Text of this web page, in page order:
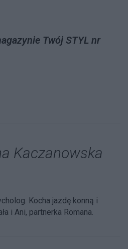
Twój STYL nr
Kaczanowska
Kocha jazdę konną i
i Ani, partnerka Romana.